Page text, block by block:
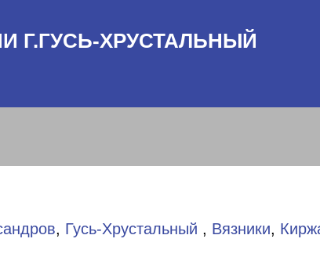
Г.ГУСЬ-ХРУСТАЛЬНЫЙ
, Гусь-Хрустальный , Вязники,